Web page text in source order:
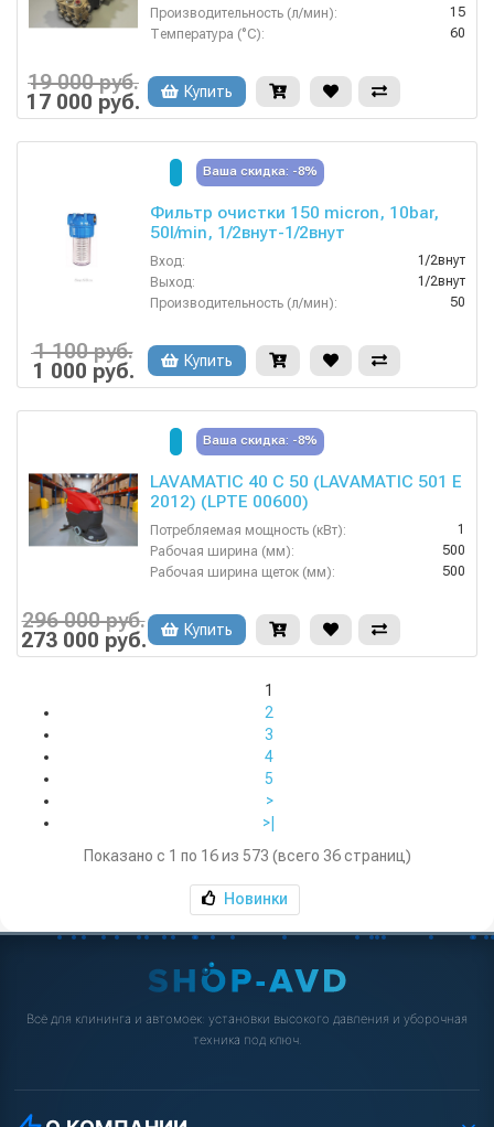
Производительность (л/мин):
15
Температура (°C):
60
Давление (бар):
19 000 руб.
17 000 руб. Купить
Ваша скидка: -8%
Фильтр очистки 150 micron, 10bar,
50l/min, 1/2внут-1/2внут
Вход:
1/2внут
Выход:
1/2внут
Производительность (л/мин):
50
Давление (бар):
1 100 руб.
1 000 руб. Купить
Ваша скидка: -8%
LAVAMATIC 40 C 50 (LAVAMATIC 501 E
2012) (LPTE 00600)
Потребляемая мощность (кВт):
1
Рабочая ширина (мм):
500
Рабочая ширина щеток (мм):
500
Ширина вакуумной чистки (мм):
296 000 руб.
273 000 руб. Купить
1
2
3
4
5
>
>|
Показано с 1 по 16 из 573 (всего 36 страниц)
Новинки
Всё для клининга и автомоек: установки высокого давления и уборочная
техника под ключ.